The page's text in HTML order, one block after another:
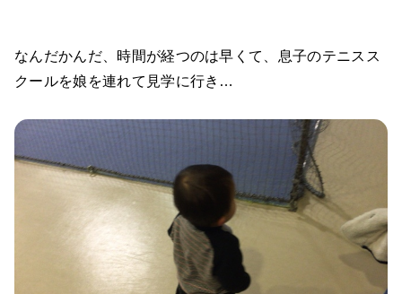
なんだかんだ、時間が経つのは早くて、息子のテニスス
クールを娘を連れて見学に行き…